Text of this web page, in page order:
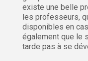
existe une belle
les professeurs,
disponibles en
également que le
tarde pas à se